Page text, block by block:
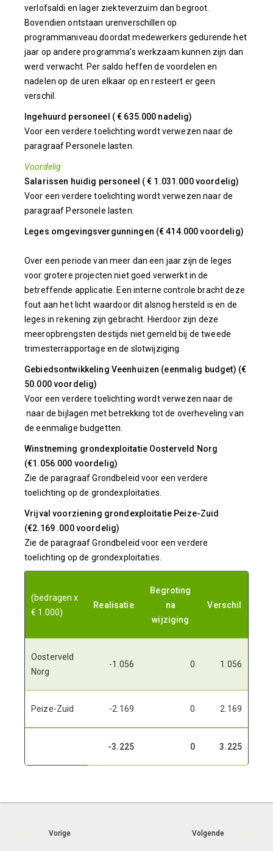
verlofsaldi en lager ziekteverzuim dan begroot.
Bovendien ontstaan urenverschillen op
programmaniveau doordat medewerkers gedurende het
jaar op andere programma’s werkzaam kunnen zijn dan
werd verwacht. Per saldo heffen de voordelen en
nadelen op de uren elkaar op en resteert er geen
verschil.
Ingehuurd personeel ( € 635.000 nadelig)
Voor een verdere toelichting wordt verwezen naar de
paragraaf Personele lasten.
Voordelig
Salarissen huidig personeel ( € 1.031.000 voordelig)
Voor een verdere toelichting wordt verwezen naar de
paragraaf Personele lasten.
Leges omgevingsvergunningen (€ 414.000 voordelig)
Over een periode van meer dan een jaar zijn de leges
voor grotere projecten niet goed verwerkt in de
betreffende applicatie. Een interne controle bracht deze
fout aan het licht waardoor dit alsnog hersteld is en de
leges in rekening zijn gebracht. Hierdoor zijn deze
meeropbrengsten destijds niet gemeld bij de tweede
trimesterrapportage en de slotwijziging.
Gebiedsontwikkeling Veenhuizen (eenmalig budget) (€
50.000 voordelig)
Voor een verdere toelichting wordt verwezen naar de
naar de bijlagen met betrekking tot de overheveling van
de eenmalige budgetten.
Winstneming grondexploitatie Oosterveld Norg
(€1.056.000 voordelig)
Zie de paragraaf Grondbeleid voor een verdere
toelichting op de grondexploitaties.
Vrijval voorziening grondexploitatie Peize-Zuid
(€2.169 .000 voordelig)
Zie de paragraaf Grondbeleid voor een verdere
toelichting op de grondexploitaties.
(bedragen x
€ 1.000)
Realisatie
Begroting
na
wijziging
Verschil
Oosterveld
Norg
-1.056 0 1.056
Peize-Zuid -2.169 0 2.169
-3.225 0 3.225
Vorige Volgende